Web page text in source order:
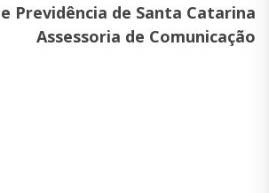
Previdência de Santa Catarina
Assessoria de Comunicação